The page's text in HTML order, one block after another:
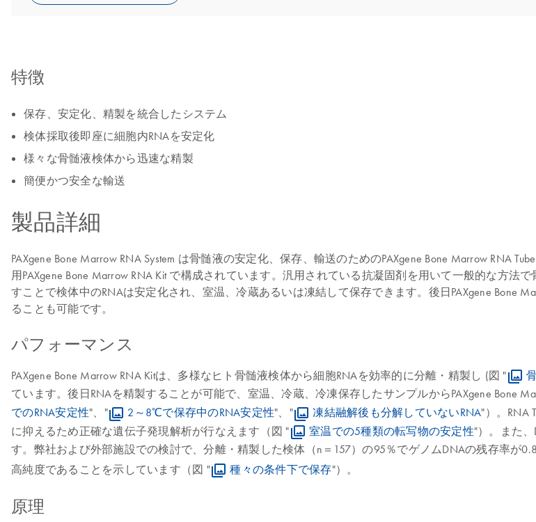
特徴
保存、安定化、精製を統合したシステム
検体採取後即座に細胞内RNAを安定化
様々な骨髄液検体から迅速な精製
簡便かつ安全な輸送
製品詳細
PAXgene Bone Marrow RNA System は骨髄液の安定化、保存、輸送のためのPAXgene Bone Marrow RNA
用PAXgene Bone Marrow RNA Kit で構成されています。汎用されている抗凝固剤を用いて一般的な方法
すことで検体中のRNAは安定化され、室温、冷蔵あるいは凍結して保存できます。後日PAXgene Bone
ることも可能です。
パフォーマンス
PAXgene Bone Marrow RNA Kitは、多様なヒト骨髄液検体から細胞RNAを効率的に分離・精製し (図 "
ています。後日RNAを精製することが可能で、室温、冷蔵、冷凍保存したサンプルからPAXgene Bone
でのRNA安定性"、" 2～8℃で保存中のRNA安定性"、" 凍結融解後も分解していないRNA"）。RNA
に抑えるため正確な遺伝子発現解析が行なえます（図 "
室温での5種類の転写物の安定性"）。また
す。弊社および外部施設での検討で、分離・精製した検体（n＝157）の95％でゲノムDNAの残存率が
高純度であることを示しています（図 "
種々の条件下で保存"）。
原理